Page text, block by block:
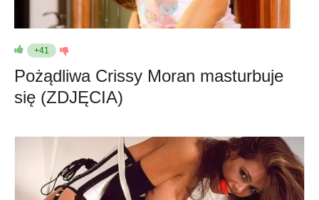
+41
Pożądliwa Crissy Moran masturbuje
się (ZDJĘCIA)